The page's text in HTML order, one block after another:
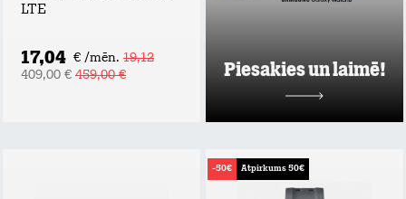
LTE
17,04 € /mēn. 19,12
409,00 € 459,00 € Piesakies un laimē!
-50€ Atpirkums 50€